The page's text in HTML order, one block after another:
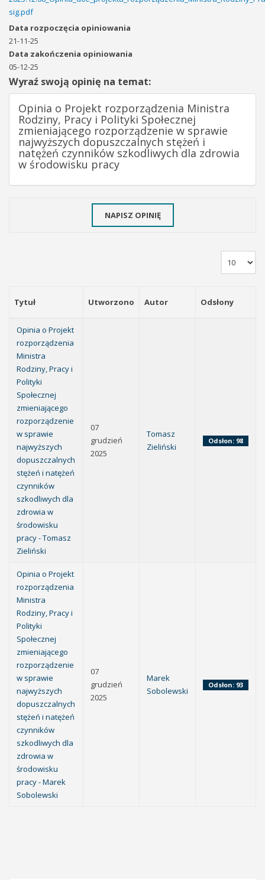
sig.pdf
Data rozpoczęcia opiniowania
21-11-25
Data zakończenia opiniowania
05-12-25
Wyraź swoją opinię na temat:
Opinia o Projekt rozporządzenia Ministra
Rodziny, Pracy i Polityki Społecznej
zmieniającego rozporządzenie w sprawie
najwyższych dopuszczalnych stężeń i
natężeń czynników szkodliwych dla zdrowia
w środowisku pracy
NAPISZ OPINIĘ
Tytuł Utworzono Autor Odsłony
Opinia o Projekt
rozporządzenia
Ministra
Rodziny, Pracy i
Polityki
Społecznej
zmieniającego
rozporządzenie
w sprawie
najwyższych
dopuszczalnych
stężeń i natężeń
czynników
szkodliwych dla
zdrowia w
środowisku
pracy - Tomasz
Zieliński
07
grudzień
2025
Tomasz
Zieliński
Odsłon: 98
Opinia o Projekt
rozporządzenia
Ministra
Rodziny, Pracy i
Polityki
Społecznej
zmieniającego
rozporządzenie
w sprawie
najwyższych
dopuszczalnych
stężeń i natężeń
czynników
szkodliwych dla
zdrowia w
środowisku
pracy - Marek
Sobolewski
07
grudzień
2025
Marek
Sobolewski
Odsłon: 93